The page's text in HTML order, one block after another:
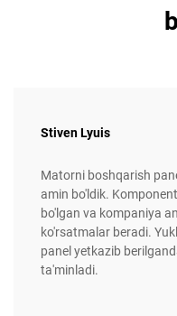
Stiven Lyuis
Matorni boshqarish
amin bo'ldik.
bo'lgan va kompaniya
ko'rsatmalar beradi.
panel yetkazib
ta'minladi.